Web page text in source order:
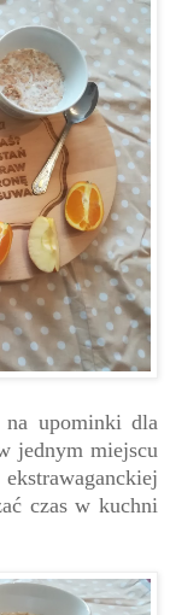
upominki dla
jednym miejscu
czas w kuchni